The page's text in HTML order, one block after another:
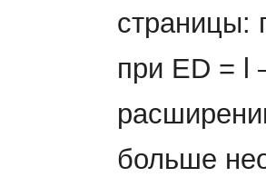
страницы:
при ED = l
больше